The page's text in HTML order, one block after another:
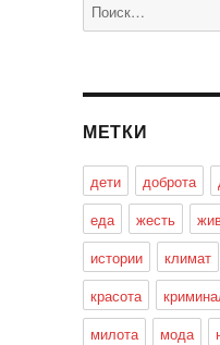
МЕТКИ
дети доброта
еда
жесть
истории
климат
красота
милота
мода